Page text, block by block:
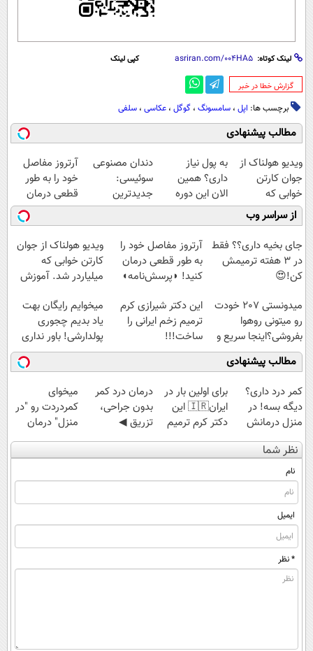
لینک کوتاه: کپی لینک
‌گزارش خطا در خبر
برچسب ها: اپل ، سامسونگ ، گوگل ، عکاسی ، سلفی
مطالب پیشنهادی
ویدیو هولناک از
جوان کارتن
خوابی که
میلیاردر شد.
آموزش رایگان
به پول نیاز
داری؟ همین
الان این دوره
رایگان رو شرکت
کن تا دیر نشده!
دندان مصنوعی
سوئیسی:
جدیدترین
فناوری اروپا،
سبک و مقاوم |
پرداخت قسطی
آرتروز مفاصل
خود را به طور
قطعی درمان
کنید!
◗پرسش‌نامه◖
از سراسر وب
جای بخیه داری؟؟ فقط
در 3 هفته ترمیمش
کن!😍
آرتروز مفاصل خود را
به طور قطعی درمان
کنید! ◗پرسش‌نامه◖
ویدیو هولناک از جوان
کارتن خوابی که
میلیاردر شد. آموزش
میدونستی 207 خودت
رو میتونی روهوا
بفروشی؟اینجا سریع و
راحت بفروش
این دکتر شیرازی کرم
ترمیم زخم ایرانی را
ساخت!!!
میخوایم رایگان بهت
یاد بدیم چجوری
پولدارشی! باور نداری
امتحانش مجانیه
مطالب پیشنهادی
کمر درد داری؟
دیگه بسه! در
منزل درمانش
کن
(◀پرسش‌نامه)
برای اولین بار در
ایران🇮🇷 این
دکتر کرم ترمیم
کننده 23 روزه
ساخت!
درمان درد کمر
بدون جراحی،
تزریق ◀
پرسش‌نامه رو پر
کن ▶
میخوای
کمردردت رو "در
منزل" درمان
کنی؟ (◂فیلم +
◂پرسش‌نامه)
نظر شما
نام
ایمیل
* نظر